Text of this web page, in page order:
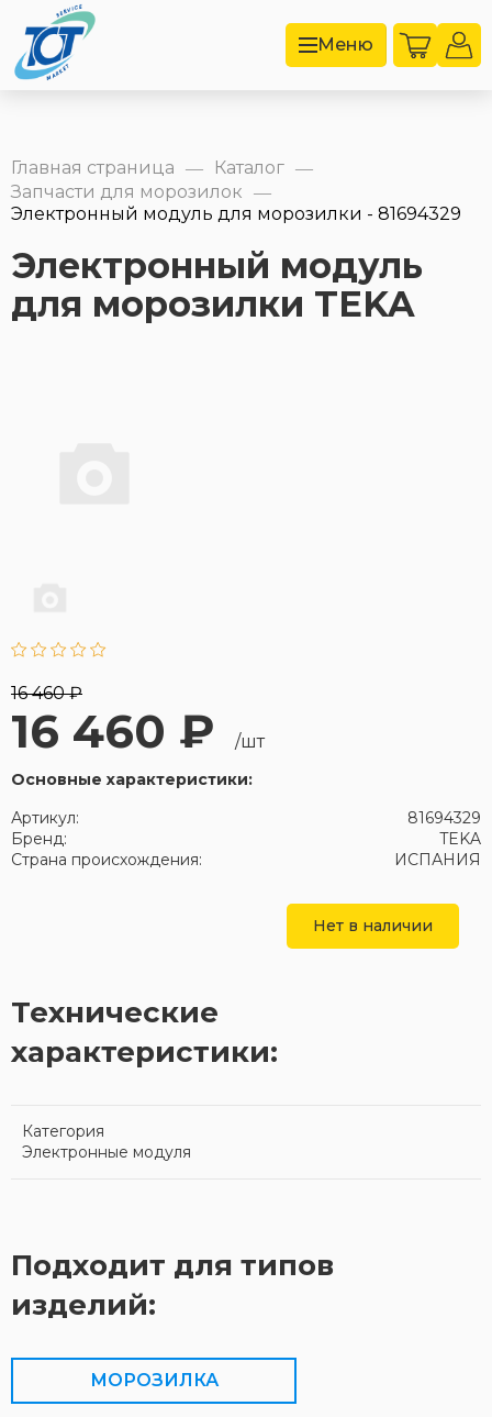
Меню
Главная страница — Каталог —
Запчасти для морозилок —
Электронный модуль для морозилки - 81694329
Электронный модуль
для морозилки TEKA
16 460 ₽
16 460 ₽ /шт
Основные характеристики:
Артикул:
81694329
Бренд:
TEKA
Страна происхождения:
ИСПАНИЯ
Нет в наличии
Технические
характеристики:
Категория
Электронные модуля
Подходит для типов
изделий:
МОРОЗИЛКА